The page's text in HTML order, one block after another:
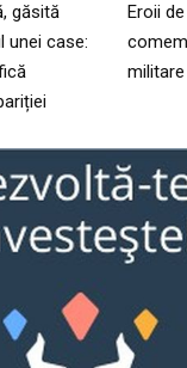
găsită
unei case:
Eroii